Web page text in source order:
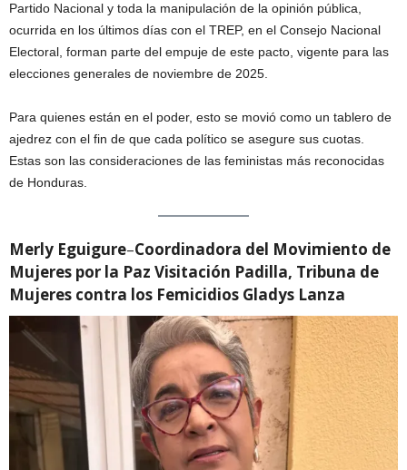
Partido Nacional y toda la manipulación de la opinión pública,
ocurrida en los últimos días con el TREP, en el Consejo Nacional
Electoral, forman parte del empuje de este pacto, vigente para las
elecciones generales de noviembre de 2025.
Para quienes están en el poder, esto se movió como un tablero de
ajedrez con el fin de que cada político se asegure sus cuotas.
Estas son las consideraciones de las feministas más reconocidas
de Honduras.
Merly Eguigure–Coordinadora del Movimiento de
Mujeres por la Paz Visitación Padilla, Tribuna de
Mujeres contra los Femicidios Gladys Lanza